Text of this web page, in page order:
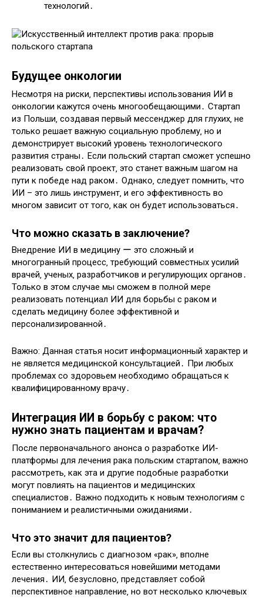
технологий․
Будущее онкологии
Несмотря на риски‚ перспективы использования ИИ в
онкологии кажутся очень многообещающими․ Стартап
из Польши‚ создавая первый мессенджер для глухих‚ не
только решает важную социальную проблему‚ но и
демонстрирует высокий уровень технологического
развития страны․ Если польский стартап сможет успешно
реализовать свой проект‚ это станет важным шагом на
пути к победе над раком․ Однако‚ следует помнить‚ что
ИИ – это лишь инструмент‚ и его эффективность во
многом зависит от того‚ как он будет использоваться․
Что можно сказать в заключение?
Внедрение ИИ в медицину ー это сложный и
многогранный процесс‚ требующий совместных усилий
врачей‚ ученых‚ разработчиков и регулирующих органов․
Только в этом случае мы сможем в полной мере
реализовать потенциал ИИ для борьбы с раком и
сделать медицину более эффективной и
персонализированной․
Важно: Данная статья носит информационный характер и
не является медицинской консультацией․ При любых
проблемах со здоровьем необходимо обращаться к
квалифицированному врачу․
Интеграция ИИ в борьбу с раком: что
нужно знать пациентам и врачам?
После первоначального анонса о разработке ИИ-
платформы для лечения рака польским стартапом‚ важно
рассмотреть‚ как эта и другие подобные разработки
могут повлиять на пациентов и медицинских
специалистов․ Важно подходить к новым технологиям с
пониманием и реалистичными ожиданиями․
Что это значит для пациентов?
Если вы столкнулись с диагнозом «рак»‚ вполне
естественно интересоваться новейшими методами
лечения․ ИИ‚ безусловно‚ представляет собой
перспективное направление‚ но вот несколько ключевых